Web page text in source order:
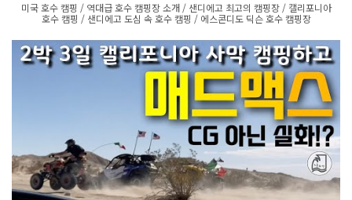
미국 호수 캠핑 / 역대급 호수 캠핑장 소개 / 샌디에고 최고의 캠핑장 / 캘리포니아
호수 캠핑 / 샌디에고 도심 속 호수 캠핑 / 에스콘디도 딕슨 호수 캠핑장